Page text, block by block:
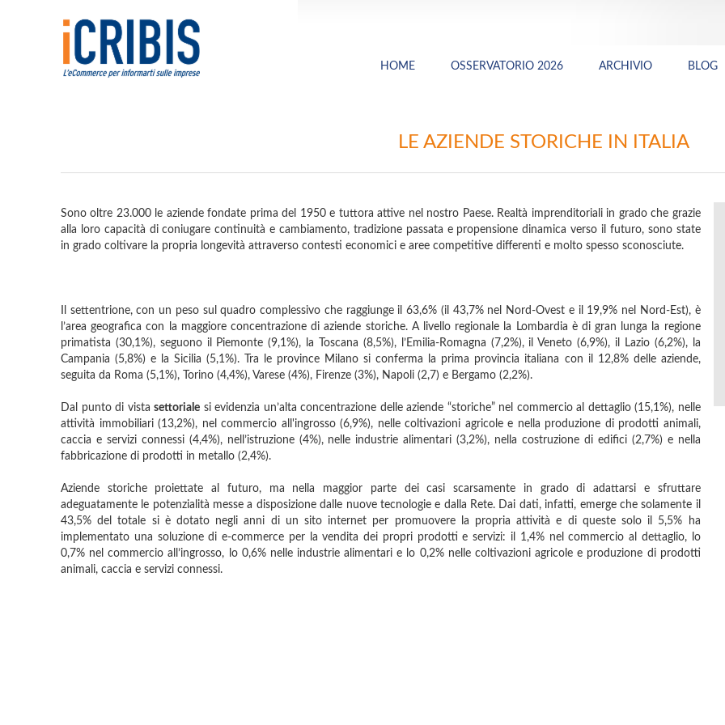
HOME OSSERVATORIO 2026 ARCHIVIO BLOG
LE AZIENDE STORICHE IN ITALIA
Sono oltre 23.000 le aziende fondate prima del 1950 e tuttora attive nel nostro Paese. Realtà imprenditoriali in grado che grazie
alla loro capacità di coniugare continuità e cambiamento, tradizione passata e propensione dinamica verso il futuro, sono state
in grado coltivare la propria longevità attraverso contesti economici e aree competitive differenti e molto spesso sconosciute.
Il settentrione, con un peso sul quadro complessivo che raggiunge il 63,6% (il 43,7% nel Nord-Ovest e il 19,9% nel Nord-Est), è
l’area geografica con la maggiore concentrazione di aziende storiche. A livello regionale la Lombardia è di gran lunga la regione
primatista (30,1%), seguono il Piemonte (9,1%), la Toscana (8,5%), l’Emilia-Romagna (7,2%), il Veneto (6,9%), il Lazio (6,2%), la
Campania (5,8%) e la Sicilia (5,1%). Tra le province Milano si conferma la prima provincia italiana con il 12,8% delle aziende,
seguita da Roma (5,1%), Torino (4,4%), Varese (4%), Firenze (3%), Napoli (2,7) e Bergamo (2,2%).
Dal punto di vistasettoriale si evidenzia un’alta concentrazione delle aziende “storiche” nel commercio al dettaglio (15,1%), nelle
attività immobiliari (13,2%), nel commercio all'ingrosso (6,9%), nelle coltivazioni agricole e nella produzione di prodotti animali,
caccia e servizi connessi (4,4%), nell’istruzione (4%), nelle industrie alimentari (3,2%), nella costruzione di edifici (2,7%) e nella
fabbricazione di prodotti in metallo (2,4%).
Aziende storiche proiettate al futuro, ma nella maggior parte dei casi scarsamente in grado di adattarsi e sfruttare
adeguatamente le potenzialità messe a disposizione dalle nuove tecnologie e dalla Rete. Dai dati, infatti, emerge che solamente il
43,5% del totale si è dotato negli anni di un sito internet per promuovere la propria attività e di queste solo il 5,5% ha
implementato una soluzione di e-commerce per la vendita dei propri prodotti e servizi: il 1,4% nel commercio al dettaglio, lo
0,7% nel commercio all’ingrosso, lo 0,6% nelle industrie alimentari e lo 0,2% nelle coltivazioni agricole e produzione di prodotti
animali, caccia e servizi connessi.